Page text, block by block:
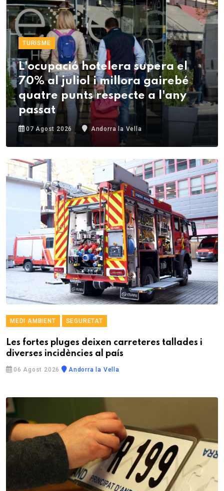
TURISME
L'ocupació hotelera supera el
70% al juliol i millora gairebé
quatre punts respecte a l'any
passat
07 Agost 2026 Andorra la Vella
MEDI AMBIENT SEGURETAT
Les fortes pluges deixen carreteres tallades i
diverses incidències al país
06 Agost 2026 Andorra la Vella